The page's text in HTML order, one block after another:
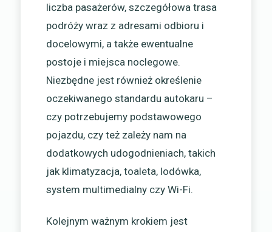
liczba pasażerów, szczegółowa trasa
podróży wraz z adresami odbioru i
docelowymi, a także ewentualne
postoje i miejsca noclegowe.
Niezbędne jest również określenie
oczekiwanego standardu autokaru –
czy potrzebujemy podstawowego
pojazdu, czy też zależy nam na
dodatkowych udogodnieniach, takich
jak klimatyzacja, toaleta, lodówka,
system multimedialny czy Wi-Fi.
Kolejnym ważnym krokiem jest